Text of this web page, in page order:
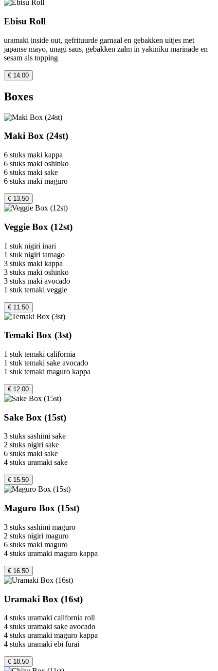
Ebisu Roll
uramaki inside out, gefrituurde garnaal en gebakken uitjes met
japanse mayo, unagi saus, gebakken zalm in yakiniku marinade en
sesam als topping
€ 14.00
Boxes
Maki Box (24st)
6 stuks maki kappa
6 stuks maki oshinko
6 stuks maki sake
6 stuks maki maguro
€ 13.50
Veggie Box (12st)
1 stuk nigiri inari
1 stuk nigiri tamago
3 stuks maki kappa
3 stuks maki oshinko
3 stuks maki avocado
1 stuk temaki veggie
€ 11.50
Temaki Box (3st)
1 stuk temaki california
1 stuk temaki sake avocado
1 stuk temaki maguro kappa
€ 12.00
Sake Box (15st)
3 stuks sashimi sake
2 stuks nigiri sake
6 stuks maki sake
4 stuks uramaki sake
€ 15.50
Maguro Box (15st)
3 stuks sashimi maguro
2 stuks nigiri maguro
6 stuks maki maguro
4 stuks uramaki maguro kappa
€ 16.50
Uramaki Box (16st)
4 stuks uramaki california roll
4 stuks uramaki sake avocado
4 stuks uramaki maguro kappa
4 stuks uramaki ebi furai
€ 18.50